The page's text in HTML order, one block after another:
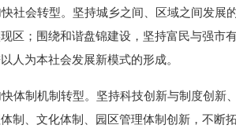
会转型。坚持城乡之间、区域之间发展的
区；围绕和谐盘锦建设，坚持富民与强市
人为本社会发展新模式的形成。
制机制转型。坚持科技创新与制度创新、
制、文化体制、园区管理体制创新，不断